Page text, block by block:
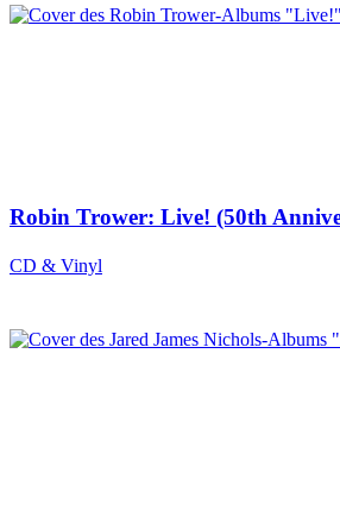
Robin Trower: Live! (50th
CD & Vinyl